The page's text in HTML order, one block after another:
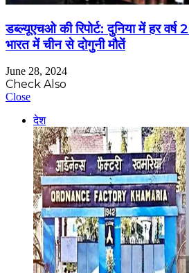
डब्ल्यूएचओ की रिपोर्ट: दुनिया में हर
भारत में चीन से दोगुनी मौतें
June 28, 2024
Check Also
Close
देश